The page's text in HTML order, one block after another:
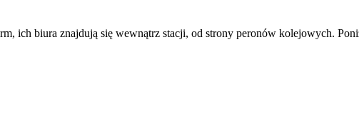
ich biura znajdują się wewnątrz stacji, od strony peronów kolejowych.